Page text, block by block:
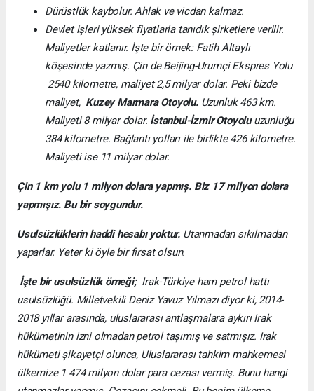
Dürüstlük kaybolur. Ahlak ve vicdan kalmaz.
Devlet işleri yüksek fiyatlarla tanıdık şirketlere verilir.
Maliyetler katlanır. İşte bir örnek: Fatih Altaylı
köşesinde yazmış. Çin de Beijing-Urumçi Ekspres Yolu
2540 kilometre, maliyet 2,5 milyar dolar. Peki bizde
maliyet, Kuzey Marmara Otoyolu.Uzunluk 463 km.
Maliyeti 8 milyar dolar. İstanbul-İzmir Otoyoluuzunluğu
384 kilometre. Bağlantı yolları ile birlikte 426 kilometre.
Maliyeti ise 11 milyar dolar.
Çin 1 km yolu 1 milyon dolara yapmış. Biz 17 milyon dolara
yapmışız. Bu bir soygundur.
Usulsüzlüklerin haddi hesabı yoktur. Utanmadan sıkılmadan
yaparlar. Yeter ki öyle bir fırsat olsun.
İşte bir usulsüzlük örneği;Irak-Türkiye ham petrol hattı
usulsüzlüğü. Milletvekili Deniz Yavuz Yılmazı diyor ki, 2014-
2018 yıllar arasında, uluslararası antlaşmalara aykırı Irak
hükümetinin izni olmadan petrol taşımış ve satmışız. Irak
hükümeti şikayetçi olunca, Uluslararası tahkim mahkemesi
ülkemize 1 474 milyon dolar para cezası vermiş. Bunu hangi